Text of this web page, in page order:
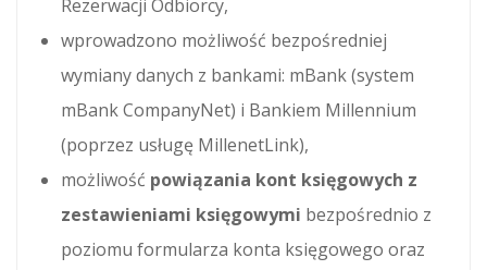
Rezerwacji Odbiorcy,
wprowadzono możliwość bezpośredniej
wymiany danych z bankami: mBank (system
mBank CompanyNet) i Bankiem Millennium
(poprzez usługę MillenetLink),
możliwość powiązania kont księgowych z
zestawieniami księgowymi bezpośrednio z
poziomu formularza konta księgowego oraz